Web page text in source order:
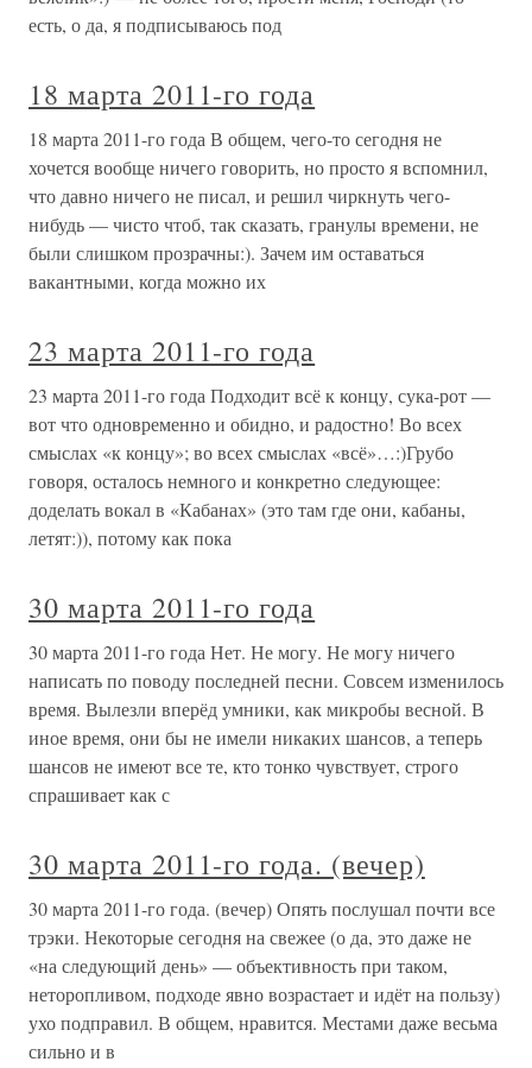
есть, о да, я подписываюсь под
18 марта 2011-го года
18 марта 2011-го года В общем, чего-то сегодня не
хочется вообще ничего говорить, но просто я вспомнил,
что давно ничего не писал, и решил чиркнуть чего-
нибудь — чисто чтоб, так сказать, гранулы времени, не
были слишком прозрачны:). Зачем им оставаться
вакантными, когда можно их
23 марта 2011-го года
23 марта 2011-го года Подходит всё к концу, сука-рот —
вот что одновременно и обидно, и радостно! Во всех
смыслах «к концу»; во всех смыслах «всё»…:)Грубо
говоря, осталось немного и конкретно следующее:
доделать вокал в «Кабанах» (это там где они, кабаны,
летят:)), потому как пока
30 марта 2011-го года
30 марта 2011-го года Нет. Не могу. Не могу ничего
написать по поводу последней песни. Совсем изменилось
время. Вылезли вперёд умники, как микробы весной. В
иное время, они бы не имели никаких шансов, а теперь
шансов не имеют все те, кто тонко чувствует, строго
спрашивает как с
30 марта 2011-го года. (вечер)
30 марта 2011-го года. (вечер) Опять послушал почти все
трэки. Некоторые сегодня на свежее (о да, это даже не
«на следующий день» — объективность при таком,
неторопливом, подходе явно возрастает и идёт на пользу)
ухо подправил. В общем, нравится. Местами даже весьма
сильно и в